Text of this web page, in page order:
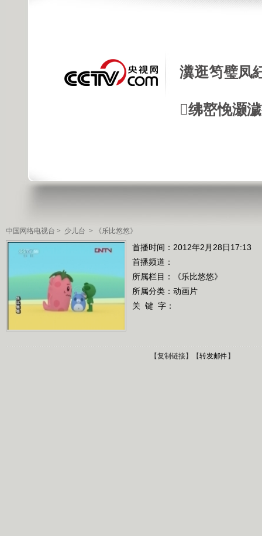
瀵逛笉璧凤
绋嶅悗灏
中国网络电视台 > 少儿台 > 《乐比悠悠》
首播时间：2012年2月28日17:13
首播频道：
所属栏目：
《乐比悠悠》
所属分类：动画片
关 键 字：
【复制链接】【转发邮件】